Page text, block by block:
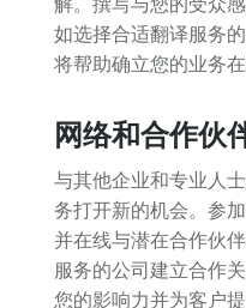
如选择合适翻译服务
将帮助确立您的业务在
网络和合作伙
与其他企业和专业人
务打开新的机会。参
并在线与潜在合作伙
服务的公司建立合作
您的影响力并为客户提